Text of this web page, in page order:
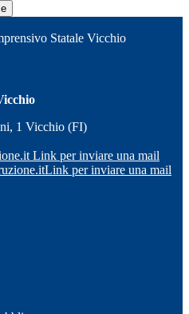
Statale Vicchio
1 Vicchio (FI)
Link per inviare una mail
Link per inviare una mail